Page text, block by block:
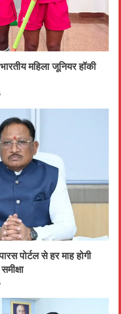
महिला जूनियर हॉकी
पोर्टल से हर माह होगी